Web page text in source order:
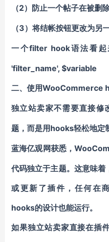
（2） 防止一个帖子在被删
（3）将结帐按钮更改为另
一个filter hook语法看起
'filter_name', $variable
二、 使用WooCommerce
独立站卖家不需要直接修
题，而是用 hooks轻松地定
蓝海亿观网获悉，
代码独立于主题。这意味
或更新了插件，任何在
hooks的设计也能运行。
如果独立站卖家直接在插